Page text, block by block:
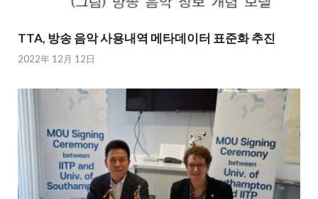
TTA, 방송 음악 사용내역 메타데이터 표준화 추진
2022年 12月 12日